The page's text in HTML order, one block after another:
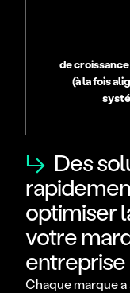
de
(à la fois
↳ Des
optimiser
votre
entreprise
Chaque marque